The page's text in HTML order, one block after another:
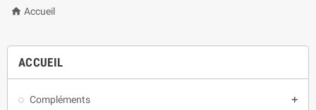
 Accueil
ACCUEIL
Compléments 